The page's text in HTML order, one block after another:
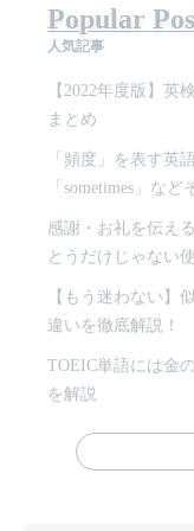
Popular
人気記事
【2022年度版】英
まとめ
「頻度」を表す英
「sometimes」な
感謝・お礼を伝え
とうだけじゃない
【もう迷わない】
違いを徹底解説！
TOEIC単語には金
を解説